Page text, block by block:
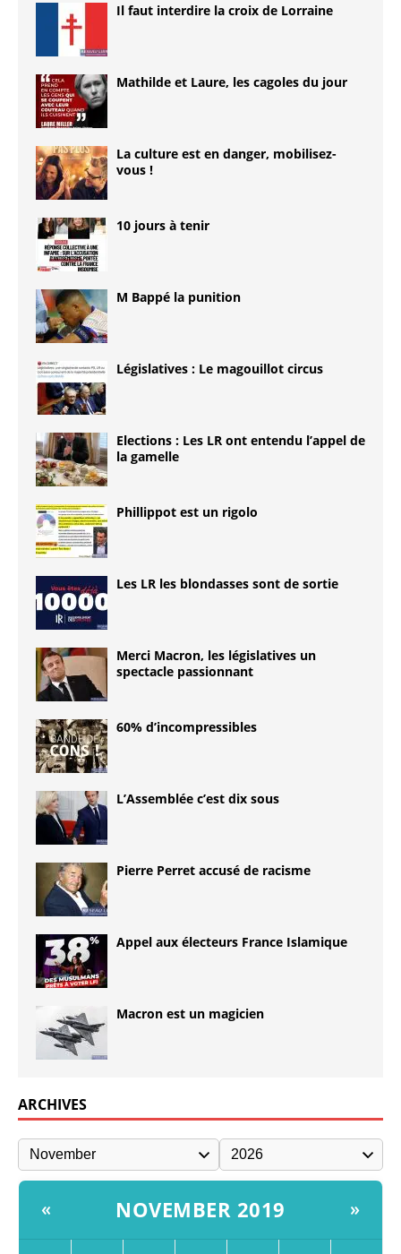
Il faut interdire la croix de Lorraine
Mathilde et Laure, les cagoles du jour
La culture est en danger, mobilisez-
vous !
10 jours à tenir
M Bappé la punition
Législatives : Le magouillot circus
Elections : Les LR ont entendu l’appel de
la gamelle
Phillippot est un rigolo
Les LR les blondasses sont de sortie
Merci Macron, les législatives un
spectacle passionnant
60% d’incompressibles
L’Assemblée c’est dix sous
Pierre Perret accusé de racisme
Appel aux électeurs France Islamique
Macron est un magicien
ARCHIVES
« NOVEMBER 2019 »